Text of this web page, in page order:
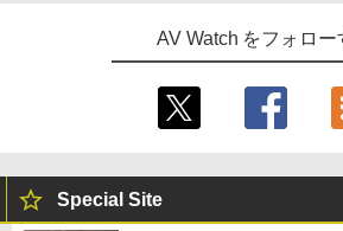
AV Watch をフォロー
Special Site